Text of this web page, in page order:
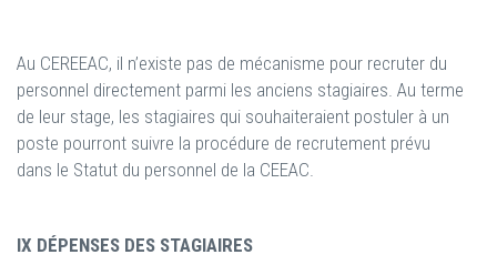
Au CEREEAC, il n’existe pas de mécanisme pour recruter du
personnel directement parmi les anciens stagiaires. Au terme
de leur stage, les stagiaires qui souhaiteraient postuler à un
poste pourront suivre la procédure de recrutement prévu
dans le Statut du personnel de la CEEAC.
IX DÉPENSES DES STAGIAIRES